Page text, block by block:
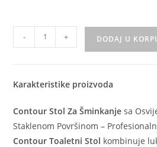
- + DODAJ U
Karakteristike proizvoda
Contour Stol Za Šminkanje sa
Staklenom Površinom –
Contour Toaletni Stol kombinuje